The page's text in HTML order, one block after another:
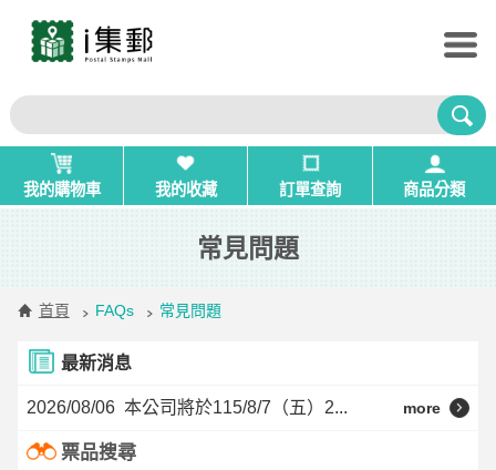
我的購物車 我的收藏 訂單查詢 商品分類
常見問題
首頁 FAQs 常見問題
最新消息
2026/08/06 本公司將於115/8/7（五）2... more
票品搜尋